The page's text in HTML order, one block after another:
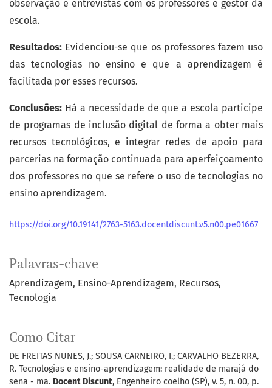
Palavras-chave
Aprendizagem Ensino-Aprendizagem Recursos
Tecnologia
Como Citar
DE FREITAS NUNES, J.; SOUSA CARNEIRO, I.; CARVALHO BEZERRA,
R. Tecnologias e ensino-aprendizagem: realidade de marajá do
sena - ma. Docent Discunt, Engenheiro coelho (SP), v. 5, n. 00, p.
observação e entrevistas com os professores e gestor da
escola.
Resultados: Evidenciou-se que os professores fazem uso
das tecnologias no ensino e que a aprendizagem é
facilitada por esses recursos.
Conclusões: Há a necessidade de que a escola participe
de programas de inclusão digital de forma a obter mais
recursos tecnológicos, e integrar redes de apoio para
parcerias na formação continuada para aperfeiçoamento
dos professores no que se refere o uso de tecnologias no
ensino aprendizagem.
https://doi.org/10.19141/2763-5163.docentdiscunt.v5.n00.pe01667